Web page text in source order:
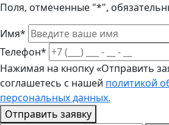
Поля, отмеченные "*",
Имя*
Телефон*
Нажимая на кнопку «Отправить
соглашетесь с нашей политикой
персональных данных.
Отправить заявку